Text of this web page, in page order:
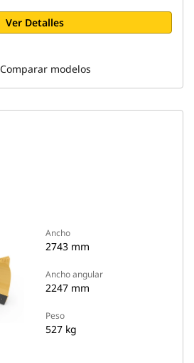
Ver Detalles
Comparar modelos
Ancho
2743 mm
Ancho angular
2247 mm
Peso
527 kg